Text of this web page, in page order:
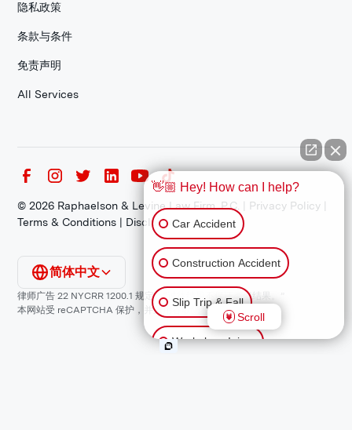
隐私政策
条款与条件
免责声明
All Services
©2026 Raphaelson & Levine Law Firm, P.C. | Privacy Policy
Terms & Conditions | Disclaimer
律师广告 22 NYCRR 1200.1 规定：“过往结果不保证类似结果。”
本网站受 reCAPTCHA 保护，并适用谷歌
隐私政策和 。
简体中文
👋🏼 Hey! How can I help?
Car Accident
Construction Accident
Slip Trip & Fall
Workplace Injury
Scroll